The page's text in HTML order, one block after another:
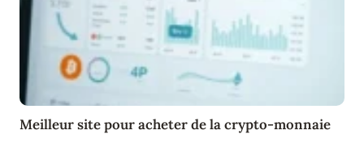
Meilleur site pour acheter de la crypto-monnaie